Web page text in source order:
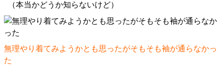
（本当かどうか知らないけど）
無理やり着てみようかとも思ったがそもそも袖が通らなかっ
た